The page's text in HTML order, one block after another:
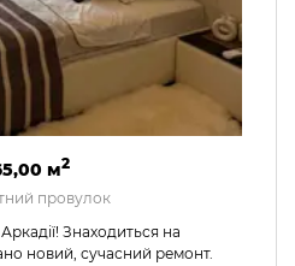
м2
провулок
Знаходиться на
новий, сучасний ремонт.